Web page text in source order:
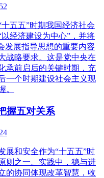
五五”时期我国经济社会
经济建设为中心”，并将
发展指导思想的重要内容
战略要求。这是党中央在
承前启后的关键时期，充
一个时期建设社会主义现
。
握五对关系
展和安全作为“十五五”时
则之一。实践中，稳与进
的协同体现改革智慧，收